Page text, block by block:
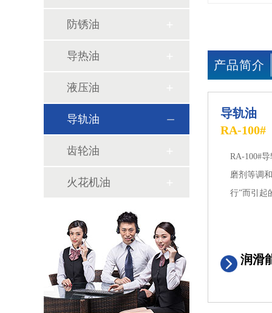
防锈油
导热油
液压油
导轨油
齿轮油
火花机油
产品简介
导轨油
RA-100#
RA-100#
磨剂等调
行”而引起
润滑